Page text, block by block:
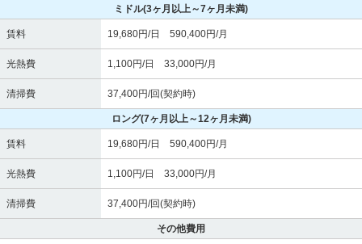
ミドル(3ヶ月以上～7ヶ月未満)
賃料 19,680円/日 590,400円/月
光熱費 1,100円/日 33,000円/月
清掃費 37,400円/回(契約時)
ロング(7ヶ月以上～12ヶ月未満)
賃料 19,680円/日 590,400円/月
光熱費 1,100円/日 33,000円/月
清掃費 37,400円/回(契約時)
その他費用